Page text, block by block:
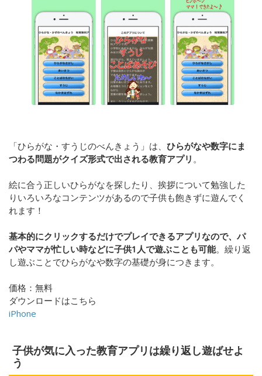
「ひらがな・すうじのべんきょう」は、 ひらがなや数字にま
つわる問題がクイズ形式で出される教育アプリ 。
絵に合う正しいひらがなを探したり、挨拶について勉強した
りいろいろなコンテンツがあるので子供も飽きずに遊んでく
れます！
基本的にクリックするだけでプレイできるアプリなので、パ
パやママが忙しい時などに子供1 人で遊ぶことも可能。繰り返
し遊ぶことでひらがなや数字の基礎が身につきます。
価格：無料
ダウンロードはこちら
iPhone
子供が気に入った教育アプリは繰り返し遊ばせよ
う